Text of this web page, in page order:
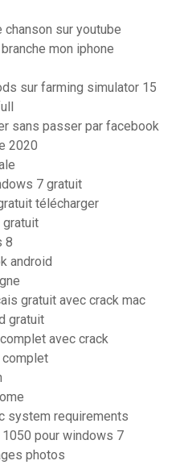
sur youtube
mon iphone
sur farming simulator 15
sans passer par facebook
2020
7 gratuit
télécharger
8
android
gratuit avec crack mac
gratuit
avec crack
complet
system requirements
pour windows 7
photos